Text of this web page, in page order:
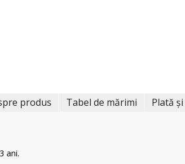
produs Tabel de mărimi Plată
ani.